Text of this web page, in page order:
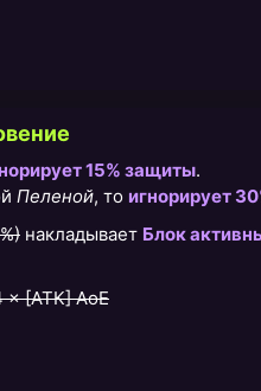
15% защиты.
Пеленой, то игнорирует
накладывает Блок
× [АТК] AoE